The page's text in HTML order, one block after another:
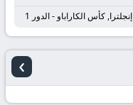
إنجلترا, كأس الكاراباو - الدور 1
›